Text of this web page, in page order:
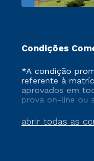
Condições
abrir todas as
*A condição
referente à
aprovados em
prova on-line ou
vigente, que
tenham